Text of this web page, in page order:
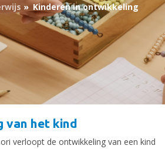
» Kinderen in ontwikkeling
van het kind
verloopt de ontwikkeling van een kind